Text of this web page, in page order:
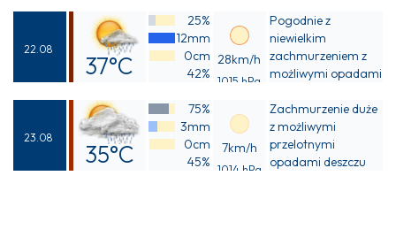
39°C
22.08
37°C
41°C
25%
12mm
0cm
42%
28km/h
1015 hPa
Pogodnie z
niewielkim
zachmurzeniem z
możliwymi opadami
23.08
35°C
75%
3mm
0cm
45%
7km/h
1014 hPa
Zachmurzenie duże
z możliwymi
przelotnymi
opadami deszczu